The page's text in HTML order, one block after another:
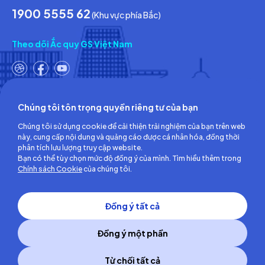
1900 5555 62(Khu vực phía Bắc)
Theo dõi Ắc quy GS Việt Nam
Công ty TNHH Ắc quy GS Việt Nam
Số 18, đường số 3, KCN Việt Nam-Singapore,
Phường Bình Hòa, TP.Hồ Chí Minh, Việt Nam
ĐT: (0274) 3756 360 - Fax: (0274) 3756 362
Giấy chứng nhận đăng ký kinh doanh số: 3700255457 do Sở Kế
hoạch và Đầu tư Tỉnh Bình Dương cấp lần đầu ngày 30/06/2008
Chúng tôi tôn trọng quyền riêng tư của bạn
Chúng tôi sử dụng cookie để cải thiện trải nghiệm của bạn trên web
này, cung cấp nội dung và quảng cáo được cá nhân hóa, đồng thời
phân tích lưu lượng truy cập website.
Bạn có thể tùy chọn mức độ đồng ý của mình. Tìm hiểu thêm trong
Chính sách Cookiecủa chúng tôi.
Đồng ý tất cả
Đồng ý một phần
Từ chối tất cả